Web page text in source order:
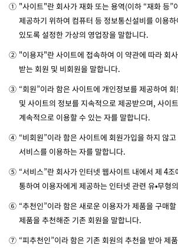
① "사이트"란 회사가 재화 또는 용역(이하 “재화 등”
제공하기 위하여 컴퓨터 등 정보통신설비를 이용
있도록 설정한 가상의 영업장을 말합니다.
② "이용자"란 사이트에 접속하여 이 약관에 따라 회
받는 회원 및 비회원을 말합니다.
③ “회원”이라 함은 사이트에 개인정보를 제공하여
및 사이트의 정보를 지속적으로 제공받으며, 사이
계속적으로 이용할 수 있는 자를 말합니다.
④ “비회원”이라 함은 사이트에 회원가입을 하지 않
서비스를 이용하는 자를 말합니다.
⑤ “서비스”란 회사가 인터넷 웹사이트 내에서 제 4
통하여 이용자에게 제공하는 인터넷 관련 유•무형
⑥ “추천인”이라 함은 새로운 이용자가 제품을 구매
제품을 추천해준 기존 회원을 말합니다.
⑦ “피추천인”이라 함은 기존 회원의 추천을 받아 제